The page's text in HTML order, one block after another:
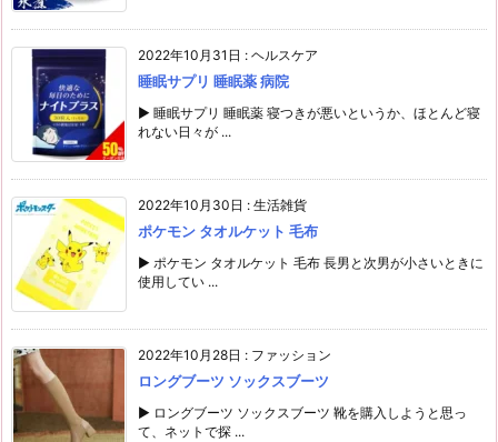
2022年10月31日 : ヘルスケア
睡眠サプリ 睡眠薬 病院
▶ 睡眠サプリ 睡眠薬 寝つきが悪いというか、ほとんど寝
れない日々が ...
2022年10月30日 : 生活雑貨
ポケモン タオルケット 毛布
▶ ポケモン タオルケット 毛布 長男と次男が小さいときに
使用してい ...
2022年10月28日 : ファッション
ロングブーツ ソックスブーツ
▶ ロングブーツ ソックスブーツ 靴を購入しようと思っ
て、ネットで探 ...